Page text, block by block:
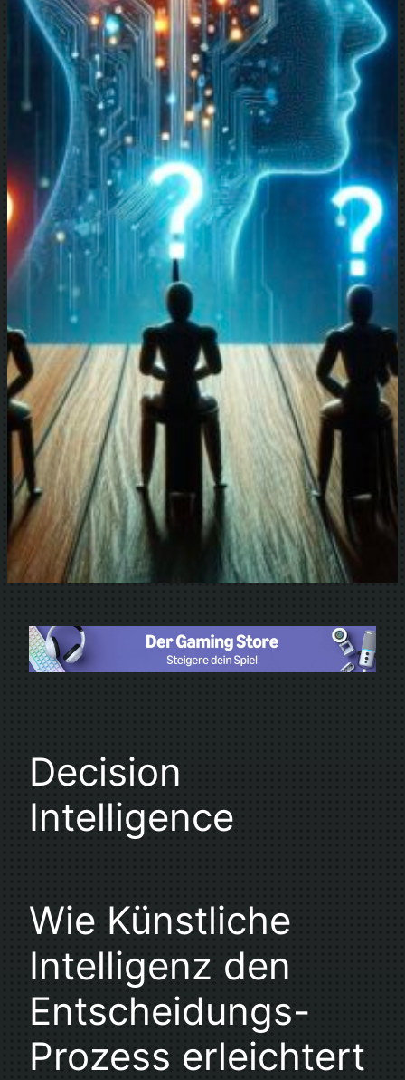
Decision
Intelligence
Wie Künstliche
Intelligenz den
Entscheidungs-
Prozess erleichtert